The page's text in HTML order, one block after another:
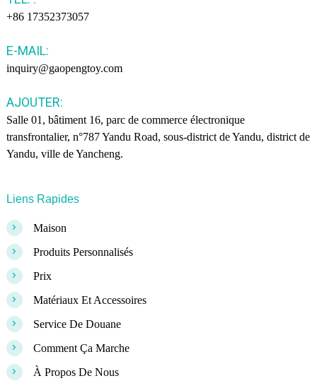
+86 17352373057
E-MAIL:
inquiry@gaopengtoy.com
AJOUTER:
Salle 01, bâtiment 16, parc de commerce électronique
transfrontalier, n°787 Yandu Road, sous-district de Yandu, district de
Yandu, ville de Yancheng.
Liens Rapides
> Maison
> Produits Personnalisés
> Prix
> Matériaux Et Accessoires
> Service De Douane
> Comment Ça Marche
> À Propos De Nous